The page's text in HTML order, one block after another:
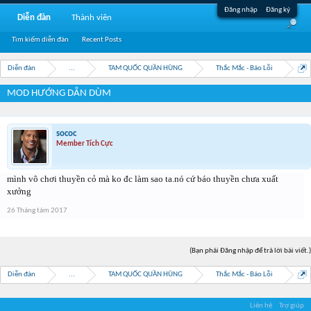
Đăng nhập Đăng ký
Diễn đàn ... TAM QUỐC QUẦN HÙNG Thắc Mắc - Báo Lỗi
MOD HƯỚNG DẪN DÙM
sococ
Member Tích Cực
mình vô chơi thuyền cỏ mà ko đc làm sao ta.nó cứ báo thuyền chưa xuất
xưởng
26 Tháng tám 2017
(Bạn phải Đăng nhập để trả lời bài viết.)
Diễn đàn ... TAM QUỐC QUẦN HÙNG Thắc Mắc - Báo Lỗi
Diễn đàn
Tìm kiếm diễn đàn Recent Posts
Thành viên
Liên hệ Trợ giúp